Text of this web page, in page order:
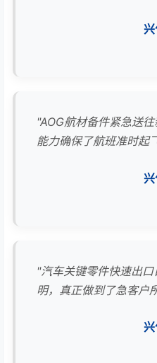
"AOG航材备件紧急送
能力确保了航班准时起
"汽车关键零件快速出
明，真正做到了急客户